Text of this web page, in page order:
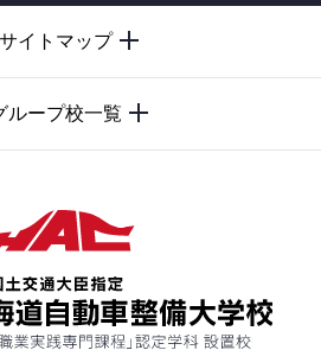
サイトマップ
ループ校一覧